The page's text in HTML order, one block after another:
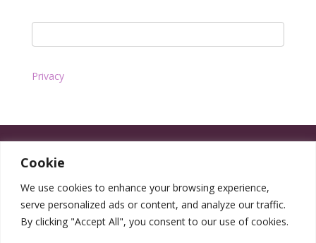
Cookie
We use cookies to enhance your browsing experience,
serve personalized ads or content, and analyze our traffic.
By clicking "Accept All", you consent to our use of cookies.
Privacy